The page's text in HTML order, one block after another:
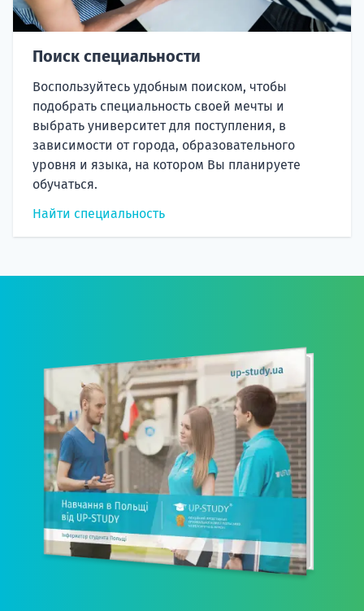
Поиск специальности
Воспользуйтесь удобным поиском, чтобы
подобрать специальность своей мечты и
выбрать университет для поступления, в
зависимости от города, образовательного
уровня и языка, на котором Вы планируете
обучаться.
Найти специальность